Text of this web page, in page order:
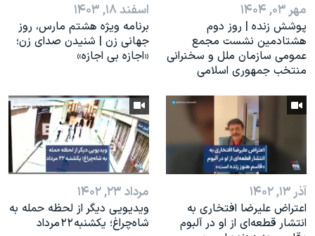
مهر ۰۳, ۱۴۰۴
پوشش زنده | روز دوم
هشتادمین نشست مجمع
عمومی سازمان ملل و سخنرانی
منتخب جمهوری اسلامی
اسفند ۱۸, ۱۴۰۳
برنامه ویژه هشتم مارس، روز
جهانی زن | شنیدن صدای زن؛
«اجازه بی اجازه»
آذر ۱۳, ۱۴۰۲
اعتراض علیرضا افتخاری به
انتشار قطعه‌ای از او در آلبوم
مرداد ۲۳, ۱۴۰۲
ویدیویی دیگر از لحظه حمله به
شاه‌چراغ؛ یکشنبه ۲۲ مرداد